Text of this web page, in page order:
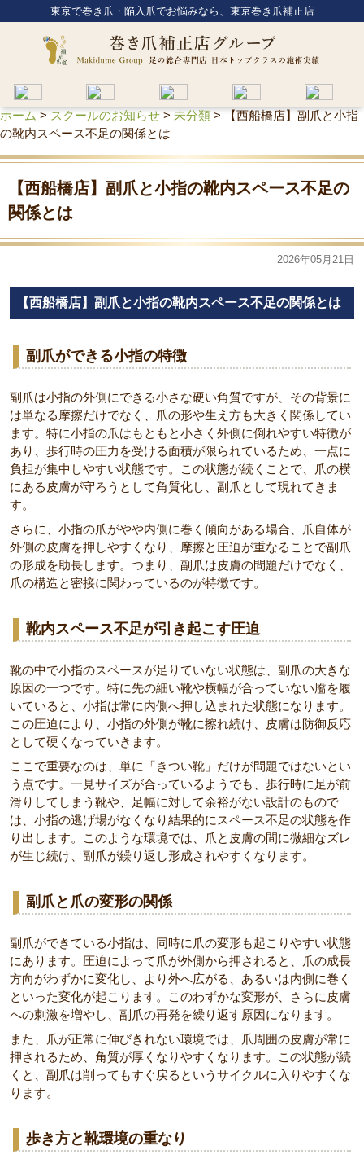
東京で巻き爪・陥入爪でお悩みなら、東京巻き爪補正店
ホーム > スクールのお知らせ > 未分類 >
【西船橋店】副爪と小指
の靴内スペース不足の関係とは
【西船橋店】副爪と小指の靴内スペース不足の
関係とは
2026年05月21日
【西船橋店】副爪と小指の靴内スペース不足の関係とは
副爪ができる小指の特徴
副爪は小指の外側にできる小さな硬い角質ですが、その背景に
は単なる摩擦だけでなく、爪の形や生え方も大きく関係してい
ます。特に小指の爪はもともと小さく外側に倒れやすい特徴が
あり、歩行時の圧力を受ける面積が限られているため、一点に
負担が集中しやすい状態です。この状態が続くことで、爪の横
にある皮膚が守ろうとして角質化し、副爪として現れてきま
す。
さらに、小指の爪がやや内側に巻く傾向がある場合、爪自体が
外側の皮膚を押しやすくなり、摩擦と圧迫が重なることで副爪
の形成を助長します。つまり、副爪は皮膚の問題だけでなく、
爪の構造と密接に関わっているのが特徴です。
靴内スペース不足が引き起こす圧迫
靴の中で小指のスペースが足りていない状態は、副爪の大きな
原因の一つです。特に先の細い靴や横幅が合っていない靥を履
いていると、小指は常に内側へ押し込まれた状態になります。
この圧迫により、小指の外側が靴に擦れ続け、皮膚は防御反応
として硬くなっていきます。
ここで重要なのは、単に「きつい靴」だけが問題ではないとい
う点です。一見サイズが合っているようでも、歩行時に足が前
滑りしてしまう靴や、足幅に対して余裕がない設計のもので
は、小指の逃げ場がなくなり結果的にスペース不足の状態を作
り出します。このような環境では、爪と皮膚の間に微細なズレ
が生じ続け、副爪が繰り返し形成されやすくなります。
副爪と爪の変形の関係
副爪ができている小指は、同時に爪の変形も起こりやすい状態
にあります。圧迫によって爪が外側から押されると、爪の成長
方向がわずかに変化し、より外へ広がる、あるいは内側に巻く
といった変化が起こります。このわずかな変形が、さらに皮膚
への刺激を増やし、副爪の再発を繰り返す原因になります。
また、爪が正常に伸びきれない環境では、爪周囲の皮膚が常に
押されるため、角質が厚くなりやすくなります。この状態が続
くと、副爪は削ってもすぐ戻るというサイクルに入りやすくな
ります。
歩き方と靴環境の重なり